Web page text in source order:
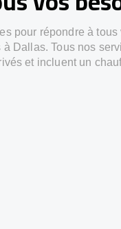
pour répondre à tous
Dallas. Tous nos
et incluent un